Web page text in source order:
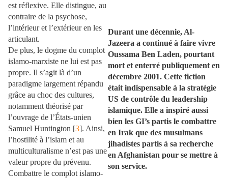
Durant une décennie, Al-
Jazeera a continué à faire vivre
Oussama Ben Laden, pourtant
mort et enterré publiquement en
décembre 2001. Cette fiction
était indispensable à la stratégie
US de contrôle du leadership
islamique. Elle a inspiré aussi
bien les GI’s partis le combattre
en Irak que des musulmans
jihadistes partis à sa recherche
en Afghanistan pour se mettre à
son service.
est réflexive. Elle distingue, au
contraire de la psychose,
l’intérieur et l’extérieur en les
articulant.
De plus, le dogme du complot
islamo-marxiste ne lui est pas
propre. Il s’agit là d’un
paradigme largement répandu
grâce au choc des cultures,
notamment théorisé par
l’ouvrage de l’États-unien
Samuel Huntington [3]. Ainsi,
l’hostilité à l’islam et au
multiculturalisme n’est pas une
valeur propre du prévenu.
Combattre le complot islamo-